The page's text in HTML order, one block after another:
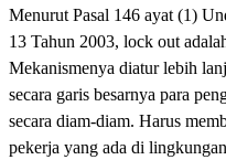
Menurut Pasal 146 ayat (1)
13 Tahun 2003, lock out
Mekanismenya diatur lebih
secara garis besarnya para
secara diam-diam. Harus
pekerja yang ada di